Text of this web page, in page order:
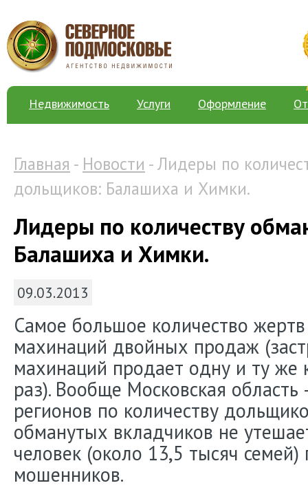
Недвижимость Услуги Оформление
Главная - Новости - Лидеры по
дольщиков: Балашиха и Химки.
Лидеры по количеству
Балашиха и Химки.
09.03.2013
Самое большое количество
махинаций двойных продаж
махинаций продает одну и ту же
раз). Вообще Московская
регионов по количеству
обманутых вкладчиков не
человек (около 13,5 тысяч семей)
мошенников.